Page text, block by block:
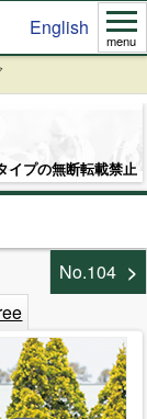
English
menu
イプの無断転載禁止
No.104